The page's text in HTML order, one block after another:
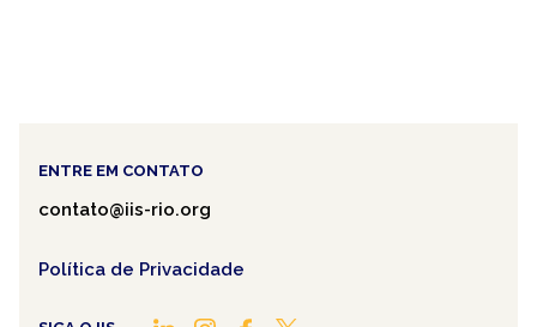
ENTRE EM CONTATO
contato@iis-rio.org
Política de Privacidade